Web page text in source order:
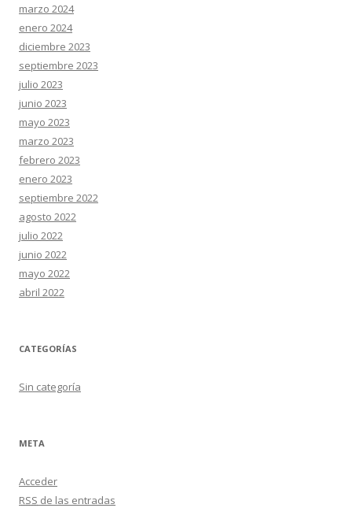
marzo 2024
enero 2024
diciembre 2023
septiembre 2023
julio 2023
junio 2023
mayo 2023
marzo 2023
febrero 2023
enero 2023
septiembre 2022
agosto 2022
julio 2022
junio 2022
mayo 2022
abril 2022
CATEGORÍAS
Sin categoría
META
Acceder
RSS de las entradas